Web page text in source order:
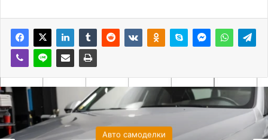
Авто самоделки